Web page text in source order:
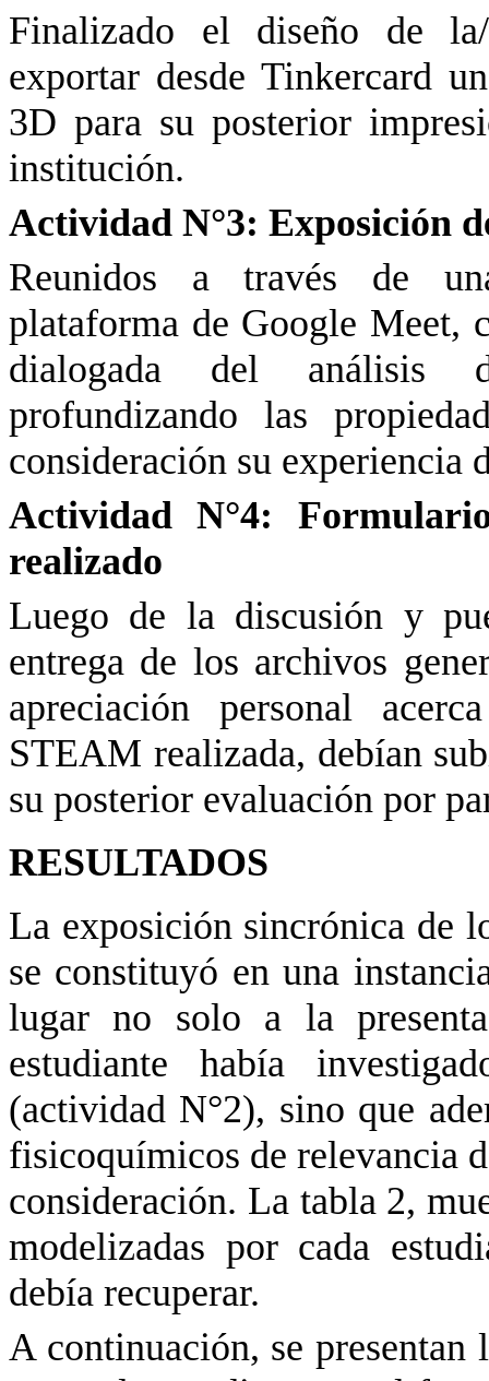
Finalizado el diseño de
exportar desde Tinkercard
3D para su posterior
institución.
Actividad N°3: Exposición
Reunidos a través de
plataforma de Google Meet,
dialogada del análisis
profundizando las
consideración su experiencia
Actividad N°4:
realizado
Luego de la discusión y
entrega de los archivos
apreciación personal
STEAM realizada, debían
su posterior evaluación por
RESULTADOS
La exposición sincrónica de
se constituyó en una
lugar no solo a la
estudiante había
(actividad N°2), sino que
fisicoquímicos de relevancia
consideración. La tabla 2,
modelizadas por cada
debía recuperar.
A continuación, se presentan